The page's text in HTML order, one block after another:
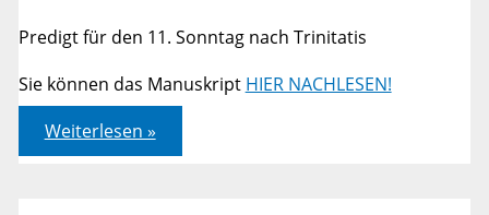
Predigt für den 11. Sonntag nach Trinitatis
Sie können das Manuskript HIER NACHLESEN!
2.
Samuel
12,1-
Weiterlesen »